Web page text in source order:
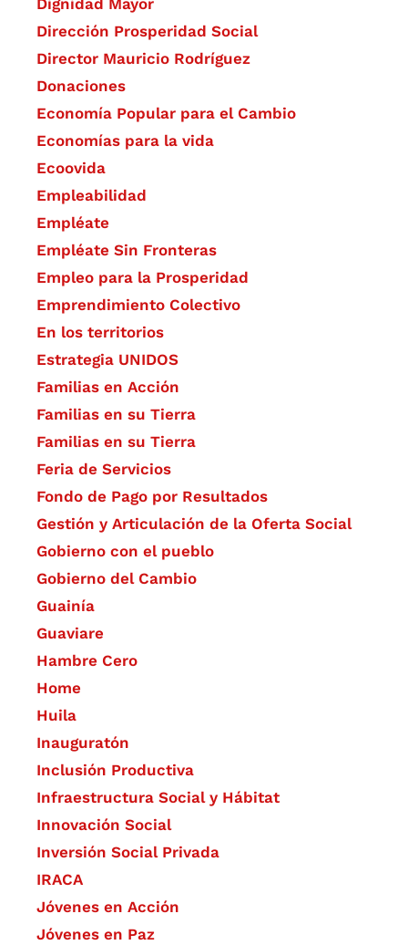
Dignidad Mayor
Dirección Prosperidad Social
Director Mauricio Rodríguez
Donaciones
Economía Popular para el Cambio
Economías para la vida
Ecoovida
Empleabilidad
Empléate
Empléate Sin Fronteras
Empleo para la Prosperidad
Emprendimiento Colectivo
En los territorios
Estrategia UNIDOS
Familias en Acción
Familias en su Tierra
Familias en su Tierra
Feria de Servicios
Fondo de Pago por Resultados
Gestión y Articulación de la Oferta Social
Gobierno con el pueblo
Gobierno del Cambio
Guainía
Guaviare
Hambre Cero
Home
Huila
Inauguratón
Inclusión Productiva
Infraestructura Social y Hábitat
​Innovación Social
Inversión Social Privada
IRACA
Jóvenes en Acción
Jóvenes en Paz